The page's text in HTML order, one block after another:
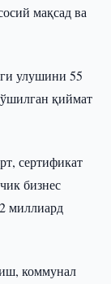
мақсад ва
улушини 55
қиймат
сертификат
бизнес
миллиард
коммунал